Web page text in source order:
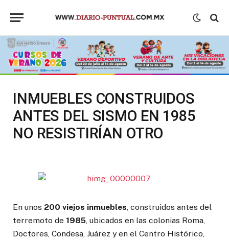
INMUEBLES CONSTRUIDOS
ANTES DEL SISMO EN 1985
NO RESISTIRÍAN OTRO
En unos 200 viejos inmuebles , construidos antes del
terremoto de 1985 , ubicados en las colonias Roma,
Doctores, Condesa, Juárez y en el Centro Histórico,